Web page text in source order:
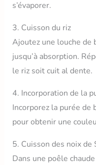
s’évaporer.
3. Cuisson du riz
Ajoutez une louche de
jusqu’à absorption.
le riz soit cuit al dente.
4. Incorporation de la
Incorporez la purée de
pour obtenir une
5. Cuisson des noix de
Dans une poêle